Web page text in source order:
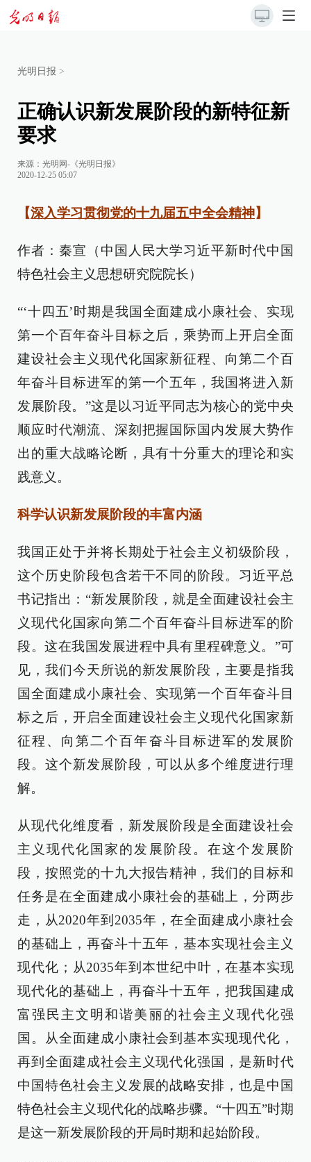
光明日报 >
正确认识新发展阶段的新特征新
要求
来源： 光明网-《光明日报》
2020-12-25 05:07
【深入学习贯彻党的十九届五中全会精神】
作者：秦宣（中国人民大学习近平新时代中国
特色社会主义思想研究院院长）
“‘十四五’时期是我国全面建成小康社会、实现
第一个百年奋斗目标之后，乘势而上开启全面
建设社会主义现代化国家新征程、向第二个百
年奋斗目标进军的第一个五年，我国将进入新
发展阶段。”这是以习近平同志为核心的党中央
顺应时代潮流、深刻把握国际国内发展大势作
出的重大战略论断，具有十分重大的理论和实
践意义。
科学认识新发展阶段的丰富内涵
我国正处于并将长期处于社会主义初级阶段，
这个历史阶段包含若干不同的阶段。习近平总
书记指出：“新发展阶段，就是全面建设社会主
义现代化国家向第二个百年奋斗目标进军的阶
段。这在我国发展进程中具有里程碑意义。”可
见，我们今天所说的新发展阶段，主要是指我
国全面建成小康社会、实现第一个百年奋斗目
标之后，开启全面建设社会主义现代化国家新
征程、向第二个百年奋斗目标进军的发展阶
段。这个新发展阶段，可以从多个维度进行理
解。
从现代化维度看，新发展阶段是全面建设社会
主义现代化国家的发展阶段。在这个发展阶
段，按照党的十九大报告精神，我们的目标和
任务是在全面建成小康社会的基础上，分两步
走，从2020年到2035年，在全面建成小康社会
的基础上，再奋斗十五年，基本实现社会主义
现代化；从2035年到本世纪中叶，在基本实现
现代化的基础上，再奋斗十五年，把我国建成
富强民主文明和谐美丽的社会主义现代化强
国。从全面建成小康社会到基本实现现代化，
再到全面建成社会主义现代化强国，是新时代
中国特色社会主义发展的战略安排，也是中国
特色社会主义现代化的战略步骤。“十四五”时期
是这一新发展阶段的开局时期和起始阶段。